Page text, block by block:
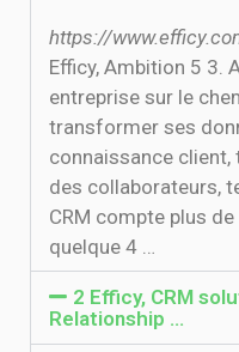
https://
Efficy, Ambition 5 3.
entreprise sur le
transformer ses
connaissance
des collaborateurs,
CRM compte plus
quelque 4 …
2 Efficy, CRM
Relationship …